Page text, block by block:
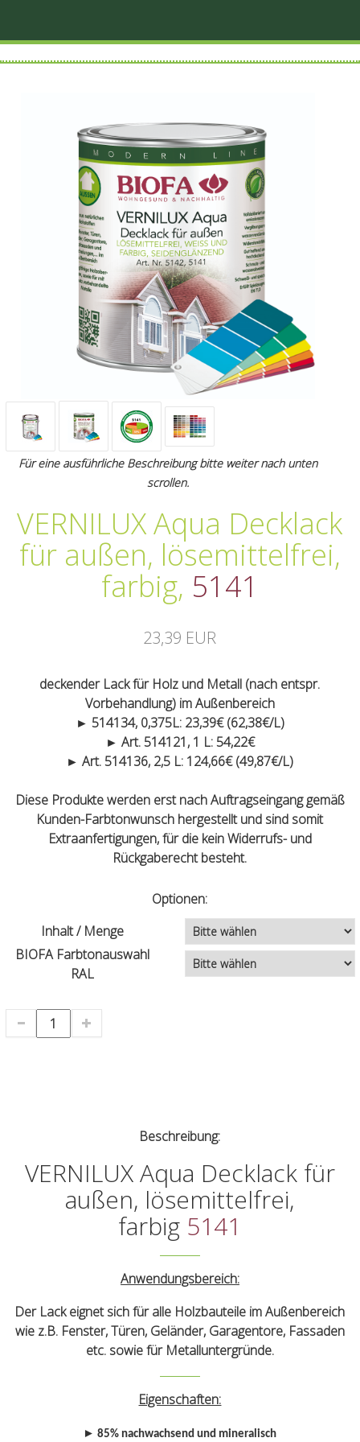
Für eine ausführliche Beschreibung bitte weiter nach unten
scrollen.
VERNILUX Aqua Decklack
für außen, lösemittelfrei,
farbig, 5141
23,39 EUR
deckender Lack für Holz und Metall (nach entspr.
Vorbehandlung) im Außenbereich
► 514134, 0,375L: 23,39€ (62,38€/L)
► Art. 514121, 1 L: 54,22€
► Art. 514136, 2,5 L: 124,66€ (49,87€/L)
Diese Produkte werden erst nach Auftragseingang gemäß
Kunden-Farbtonwunsch hergestellt und sind somit
Extraanfertigungen, für die kein Widerrufs- und
Rückgaberecht besteht.
Optionen:
Inhalt / Menge
BIOFA Farbtonauswahl
RAL
Beschreibung:
VERNILUX Aqua Decklack für
außen, lösemittelfrei,
farbig 5141
Anwendungsbereich:
Der Lack eignet sich für alle Holzbauteile im Außenbereich
wie z.B. Fenster, Türen, Geländer, Garagentore, Fassaden
etc. sowie für Metalluntergründe.
Eigenschaften:
► 85% nachwachsend und mineralisch